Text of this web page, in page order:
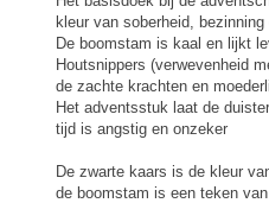
kleur van soberheid, bezinning
De boomstam is kaal en lijkt
Houtsnippers (verwevenheid
de zachte krachten en
Het adventsstuk laat de
tijd is angstig en onzeker
De zwarte kaars is de kleur
de boomstam is een teken